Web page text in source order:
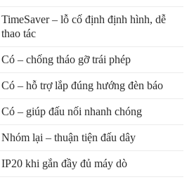
TimeSaver – lỗ cố định định hình, dễ
thao tác
Có – chống tháo gỡ trái phép
Có – hỗ trợ lắp đúng hướng đèn báo
Có – giúp đấu nối nhanh chóng
Nhóm lại – thuận tiện đấu dây
IP20 khi gắn đầy đủ máy dò